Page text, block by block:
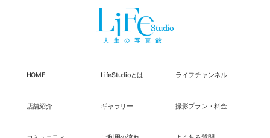
HOME LifeStudioとは ライフチャンネル
店舗紹介 ギャラリー 撮影プラン・料金